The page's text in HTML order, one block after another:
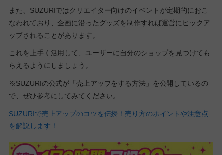
また、SUZURIではクリエイター向けのイベントが定期的におこ
なわれており、企画に沿ったグッズを制作すれば運営にピックア
ップされることがあります。
これを上手く活用して、ユーザーに自分のショップを見つけても
らえるようにしましょう。
※SUZURIの公式が「売上アップをする方法」を公開しているの
で、ぜひ参考にしてみてください。
SUZURIで売上アップのコツを伝授！売り方のポイントや注意点
を解説します！